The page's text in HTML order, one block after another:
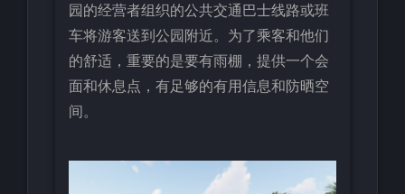
园的经营者组织的公共交通巴士线路或班
车将游客送到公园附近。为了乘客和他们
的舒适，重要的是要有雨棚，提供一个会
面和休息点，有足够的有用信息和防晒空
间。